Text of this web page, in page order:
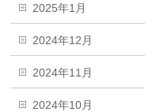
2025年1月
2024年12月
2024年11月
2024年10月